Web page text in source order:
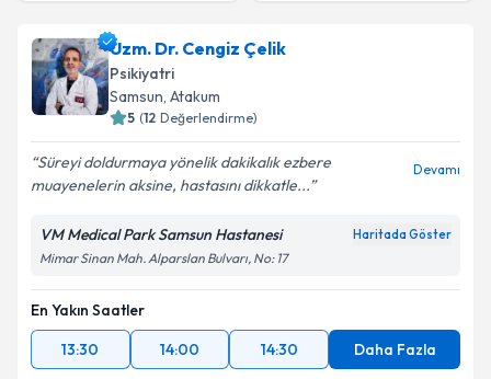
Uzm. Dr. Cengiz Çelik
Psikiyatri
Samsun, Atakum
5 (12 Değerlendirme)
Süreyi doldurmaya yönelik dakikalık ezbere
muayenelerin aksine, hastasını dikkatle...
Devamı
VM Medical Park Samsun Hastanesi Haritada Göster
Mimar Sinan Mah. Alparslan Bulvarı, No: 17
En Yakın Saatler
13:30
14:00 14:30 Daha Fazla